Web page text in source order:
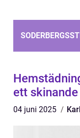
ett
04 juni 2025